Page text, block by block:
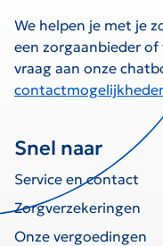
We helpen je met je
een zorgaanbieder
vraag aan onze
Snel naar
Service en contact
Zorgverzekeringen
Onze vergoedingen